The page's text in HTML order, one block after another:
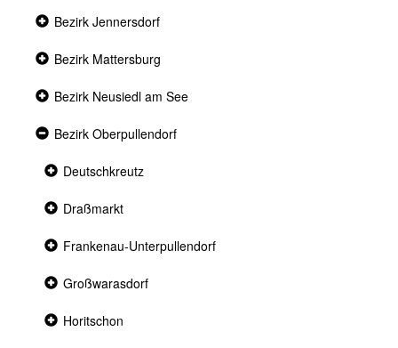
Collapsed
Bezirk Jennersdorf
Collapsed
Bezirk Mattersburg
Collapsed
Bezirk Neusiedl am See
Expanded
Bezirk Oberpullendorf
Collapsed
Deutschkreutz
Collapsed
Draßmarkt
Collapsed
Frankenau-Unterpullendorf
Collapsed
Großwarasdorf
Collapsed
Horitschon